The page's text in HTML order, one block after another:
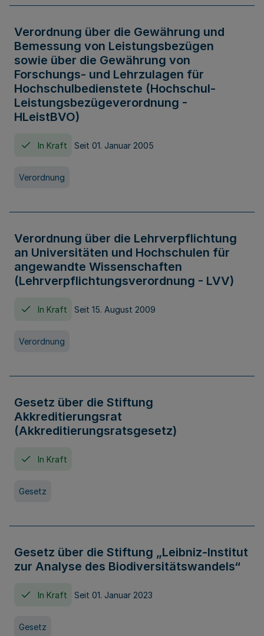
Verordnung über die Gewährung und
Bemessung von Leistungsbezügen
sowie über die Gewährung von
Forschungs- und Lehrzulagen für
Hochschulbedienstete (Hochschul-
Leistungsbezügeverordnung -
HLeistBVO)
In Kraft Seit 01. Januar 2005
Verordnung
Verordnung über die Lehrverpflichtung
an Universitäten und Hochschulen für
angewandte Wissenschaften
(Lehrverpflichtungsverordnung - LVV)
In Kraft Seit 15. August 2009
Verordnung
Gesetz über die Stiftung
Akkreditierungsrat
(Akkreditierungsratsgesetz)
In Kraft
Gesetz
Gesetz über die Stiftung „Leibniz-Institut
zur Analyse des Biodiversitätswandels“
In Kraft Seit 01. Januar 2023
Gesetz